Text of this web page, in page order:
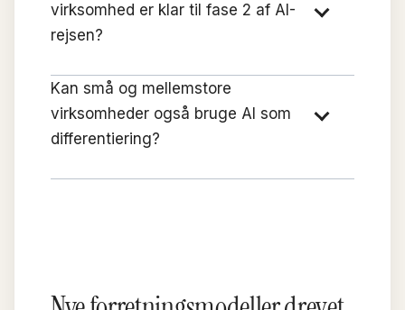
virksomhed er klar til fase 2 af AI-
rejsen?
Kan små og mellemstore
virksomheder også bruge AI som
differentiering?